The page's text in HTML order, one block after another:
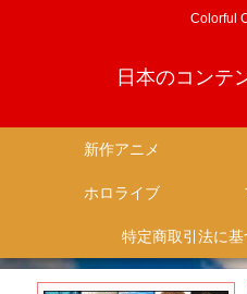
Colorful
日本のコンテ
新作アニメ
ホロライブ